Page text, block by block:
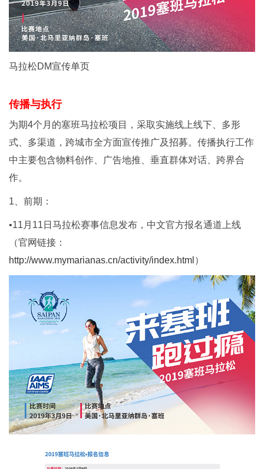
马拉松DM宣传单页
传播与执行
为期4个月的塞班马拉松项目，采取实施线上线下、多形
式、多渠道，跨城市全方面宣传推广及招募。传播执行工作
中主要包含物料创作、广告地推、垂直群体对话、跨界合
作。
1、前期：
•11月11日马拉松赛事信息发布，中文官方报名通道上线
（官网链接：
http://www.mymarianas.cn/activity/index.html ）